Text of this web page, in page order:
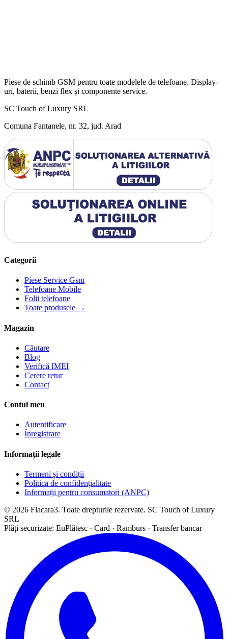
Piese de schimb GSM pentru toate modelele de telefoane. Display-
uri, baterii, benzi flex și componente service.
SC Touch of Luxury SRL
Comuna Fantanele, nr. 32, jud. Arad
Categorii
Piese Service Gsm
Telefoane Mobile
Folii telefoane
Toate produsele →
Magazin
Căutare
Blog
Verifică IMEI
Cerere retur
Contact
Contul meu
Autentificare
Înregistrare
Informații legale
Termeni și condiții
Politica de confidențialitate
Informații pentru consumatori (ANPC)
© 2026 Flacara3. Toate drepturile rezervate. SC Touch of Luxury
SRL
Plăți securizate: EuPlătesc · Card · Ramburs · Transfer bancar